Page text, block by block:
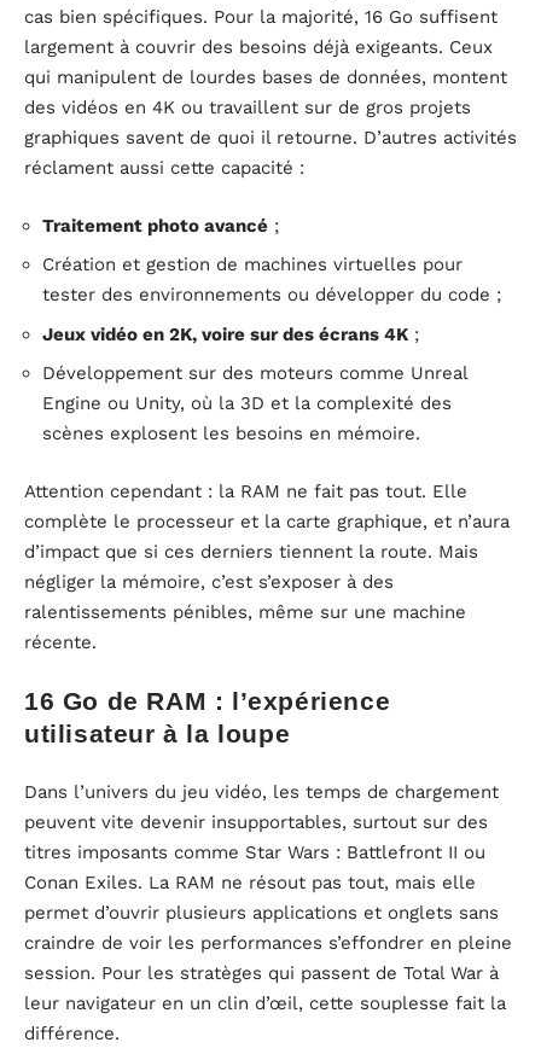
cas bien spécifiques. Pour la majorité, 16 Go suffisent
largement à couvrir des besoins déjà exigeants. Ceux
qui manipulent de lourdes bases de données, montent
des vidéos en 4K ou travaillent sur de gros projets
graphiques savent de quoi il retourne. D’autres activités
réclament aussi cette capacité :
Traitement photo avancé ;
Création et gestion de machines virtuelles pour
tester des environnements ou développer du code ;
Jeux vidéo en 2K, voire sur des écrans 4K ;
Développement sur des moteurs comme Unreal
Engine ou Unity, où la 3D et la complexité des
scènes explosent les besoins en mémoire.
Attention cependant : la RAM ne fait pas tout. Elle
complète le processeur et la carte graphique, et n’aura
d’impact que si ces derniers tiennent la route. Mais
négliger la mémoire, c’est s’exposer à des
ralentissements pénibles, même sur une machine
récente.
16 Go de RAM : l’expérience
utilisateur à la loupe
Dans l’univers du jeu vidéo, les temps de chargement
peuvent vite devenir insupportables, surtout sur des
titres imposants comme Star Wars : Battlefront II ou
Conan Exiles. La RAM ne résout pas tout, mais elle
permet d’ouvrir plusieurs applications et onglets sans
craindre de voir les performances s’effondrer en pleine
session. Pour les stratèges qui passent de Total War à
leur navigateur en un clin d’œil, cette souplesse fait la
différence.